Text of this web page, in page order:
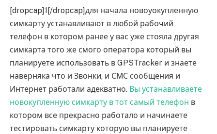
[dropcap]1[/dropcap]для начала новоуокупленную
симкарту устанавливают в любой рабочий
телефон в котором ранее у вас уже стояла другая
симкарта того же смого оператора который вы
планируете использовать в GPSTracker и знаете
наверняка что и Звонки, и СМС сообщения и
Интернет работали адекватно. Вы устанавливаете
новокупленную симкарту в тот самый телефон в
котором все прекрасно работало и начинаете
тестировать симкарту которую вы планируете